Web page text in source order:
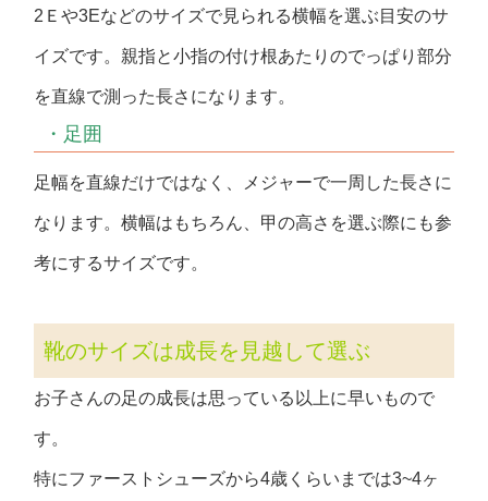
2Ｅや3Eなどのサイズで見られる横幅を選ぶ目安のサ
イズです。親指と小指の付け根あたりのでっぱり部分
を直線で測った長さになります。
・足囲
足幅を直線だけではなく、メジャーで一周した長さに
なります。横幅はもちろん、甲の高さを選ぶ際にも参
考にするサイズです。
靴のサイズは成長を見越して選ぶ
お子さんの足の成長は思っている以上に早いもので
す。
特にファーストシューズから4歳くらいまでは3~4ヶ